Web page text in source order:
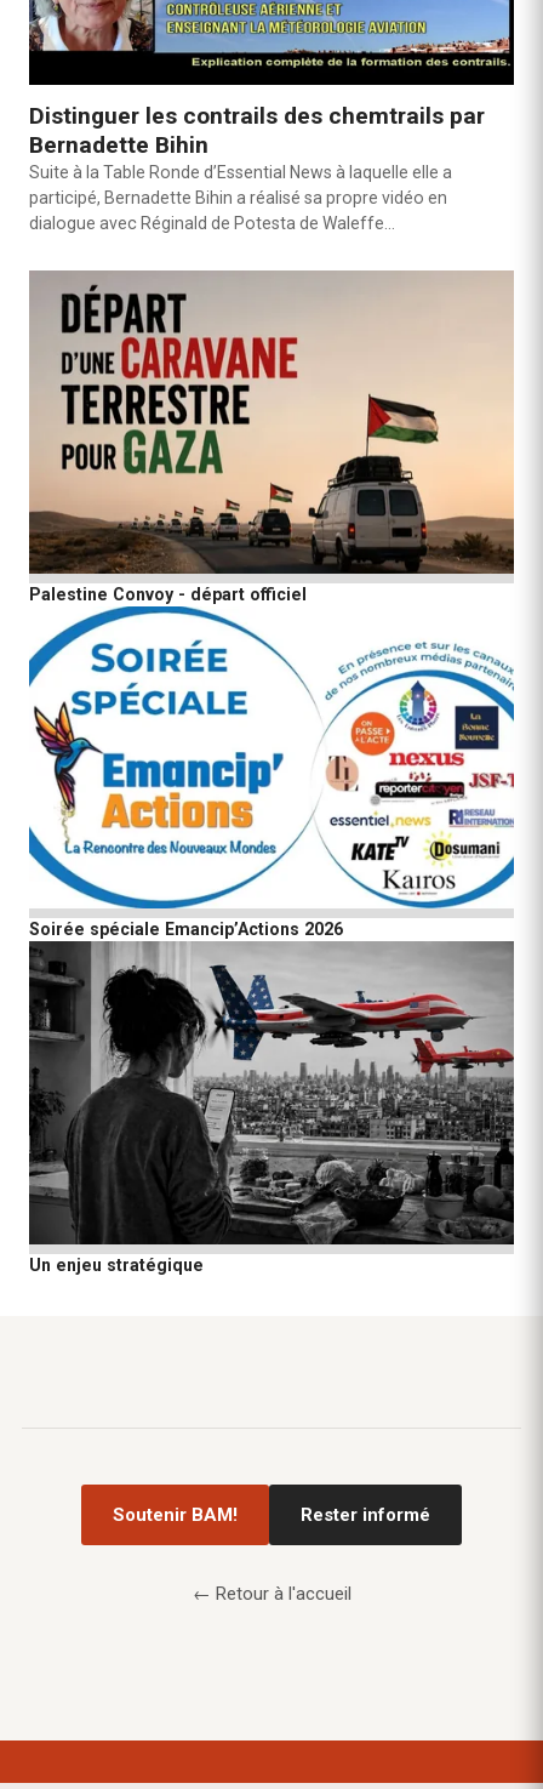
Distinguer les contrails des chemtrails par
Bernadette Bihin
Suite à la Table Ronde d’Essential News à laquelle elle a
participé, Bernadette Bihin a réalisé sa propre vidéo en
dialogue avec Réginald de Potesta de Waleffe…
Palestine Convoy - départ officiel
Soirée spéciale Emancip’Actions 2026
Un enjeu stratégique
Soutenir BAM! Rester informé
← Retour à l'accueil